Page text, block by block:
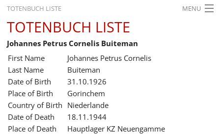
TOTENBUCH LISTE MENU
STARTSEITE
AUSSTELLUNGEN
GESCHICHTE
BILDUNG
FORSCHUNG
SERVICE
TOTENBUCH LISTE
Johannes Petrus Cornelis Buiteman
First Name
Johannes Petrus Cornelis
Last Name
Buiteman
Date of Birth
31.10.1926
Place of Birth
Gorinchem
Country of Birth Niederlande
Date of Death
18.11.1944
Place of Death
Hauptlager KZ Neuengamme